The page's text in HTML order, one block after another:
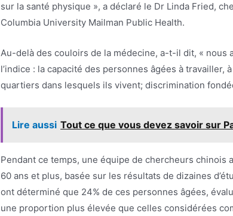
sur la santé physique », a déclaré le Dr Linda Fried,
Columbia University Mailman Public Health.
Au-delà des couloirs de la médecine, a-t-il dit, «
l’indice : la capacité des personnes âgées à
quartiers dans lesquels ils vivent; discrimination
Lire aussi Tout ce que vous devez savoir sur
Pendant ce temps, une équipe de chercheurs
60 ans et plus, basée sur les résultats de dizaines
ont déterminé que 24% de ces personnes âgées,
une proportion plus élevée que celles considérées